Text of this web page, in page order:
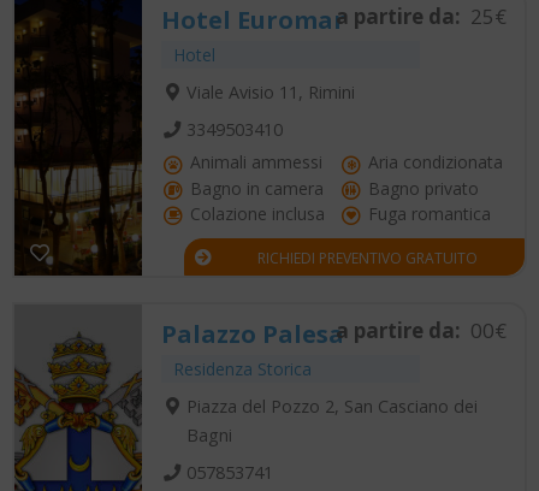
Hotel Euromar
Hotel
a partire da: 25€
Viale Avisio 11, Rimini
3349503410
Animali ammessi
Aria condizionata
Bagno in camera
Bagno privato
Colazione inclusa
Fuga romantica
RICHIEDI PREVENTIVO GRATUITO
Palazzo Palesa
Residenza Storica
a partire da: 00€
Piazza del Pozzo 2, San Casciano dei
Bagni
057853741